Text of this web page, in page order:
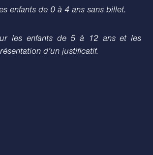
enfants de 0 à 4 ans sans billet.
les enfants de 5 à 12 ans et les
d’un justificatif.